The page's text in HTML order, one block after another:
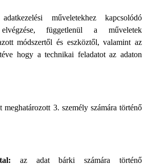
műveletekhez kapcsolódó
függetlenül a műveletek
módszertől és eszköztől, valamint az
hogy a technikai feladatot az adaton
meghatározott 3. személy számára történő
az adat bárki számára történő